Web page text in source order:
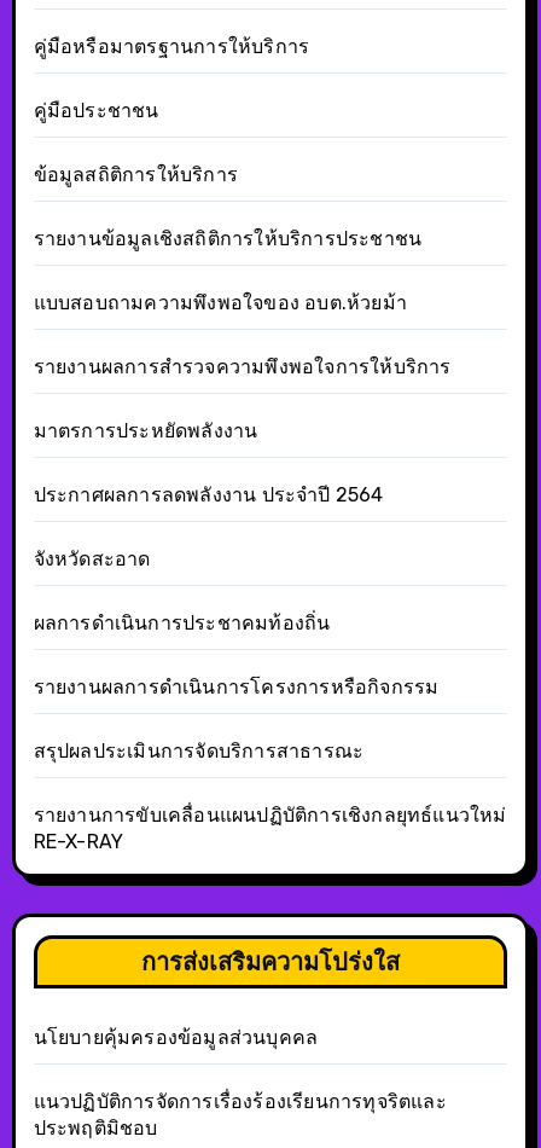
คู่มือหรือมาตรฐานการให้บริการ
คู่มือประชาชน
ข้อมูลสถิติการให้บริการ
รายงานข้อมูลเชิงสถิติการให้บริการประชาชน
แบบสอบถามความพึงพอใจของ อบต.ห้วยม้า
รายงานผลการสำรวจความพึงพอใจการให้บริการ
มาตรการประหยัดพลังงาน
ประกาศผลการลดพลังงาน ประจำปี 2564
จังหวัดสะอาด
ผลการดำเนินการประชาคมท้องถิ่น
รายงานผลการดำเนินการโครงการหรือกิจกรรม
สรุปผลประเมินการจัดบริการสาธารณะ
รายงานการขับเคลื่อนแผนปฏิบัติการเชิงกลยุทธ์แนวใหม่
RE-X-RAY
การส่งเสริมความโปร่งใส
นโยบายคุ้มครองข้อมูลส่วนบุคคล
แนวปฏิบัติการจัดการเรื่องร้องเรียนการทุจริตและ
ประพฤติมิชอบ